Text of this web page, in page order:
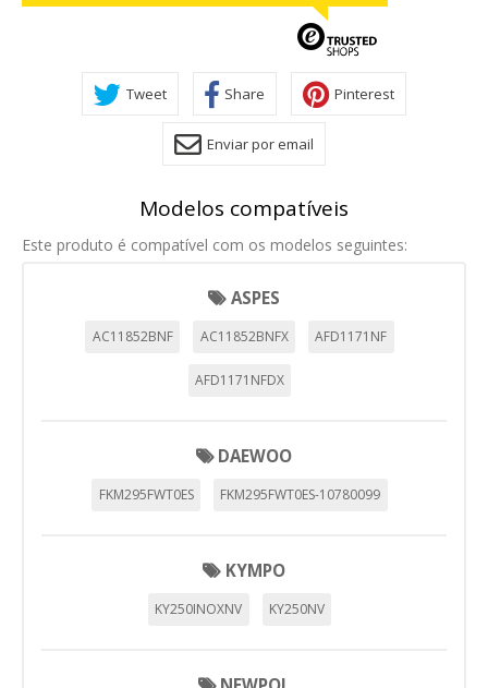
Tweet Share Pinterest
Enviar por email
Modelos compatíveis
Este produto é compatível com os modelos seguintes:
ASPES
AC11852BNF AC11852BNFX AFD1171NF
AFD1171NFDX
DAEWOO
FKM295FWT0ES FKM295FWT0ES-10780099
KYMPO
KY250INOXNV KY250NV
CONFIGURACIÓN DE COOKIES